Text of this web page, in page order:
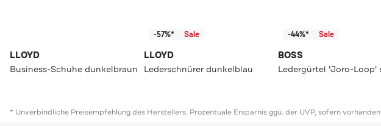
LLOYD
Business-Schuhe dunkelbraun
-57%* Sale
LLOYD
Lederschnürer dunkelblau
-44%* Sale
BOSS
* Unverbindliche Preisempfehlung des Herstellers. Prozentuale Ersparnis ggü. der UVP, sofern vorhanden